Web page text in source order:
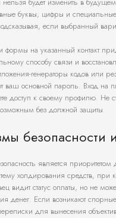
буквы, цифры и
если выбранный
формы на указанный контакт
способу связи и
генераторы кодов или
ваш основной пароль. Вход на
доступ к своему профилю. Не
без должной защиты.
безопасности
является
холдирования средств,
видит статус оплаты, но не
денег. Если возникают
для вынесения